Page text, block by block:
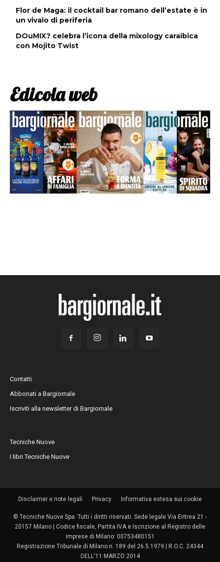
Flor de Maga: il cocktail bar romano dell’estate è in
un vivaio di periferia
DOuMIX? celebra l’icona della mixology caraibica
con Mojito Twist
Edicola web
Contatti
Abbonati a Bargiornale
Iscriviti alla newsletter di Bargiornale
Tecniche Nuove
I libri Tecniche Nuove
Disclaimer e note legali Privacy Informativa estesa sui cookie
© Tecniche Nuove Spa. Tutti i diritti riservati. Sede legale Via Eritrea 21 -
20157 Milano | Codice fiscale, Partita IVA e Iscrizione al Registro delle
imprese di Milano: 00753480151
Registrazione Tribunale di Milano n. 189 del 26.5.1979 | R.O.C. 24344
DELL'11 MARZO 2014